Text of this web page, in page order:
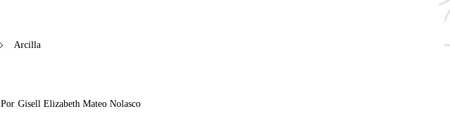
Arcilla
Por Gisell Elizabeth Mateo Nolasco